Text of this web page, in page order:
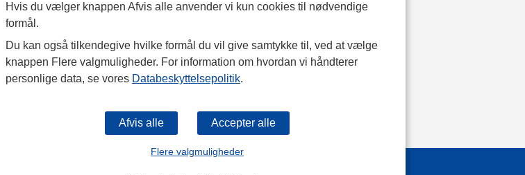
Hvis du vælger knappen Afvis alle anvender vi kun cookies til nødvendige
formål.
Du kan også tilkendegive hvilke formål du vil give samtykke til, ved at vælge
knappen Flere valgmuligheder. For information om hvordan vi håndterer
personlige data, se vores Databeskyttelsepolitik.
Flere valgmuligheder